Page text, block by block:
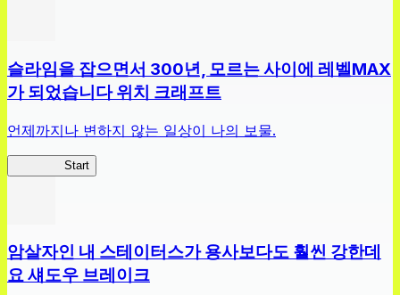
슬라임을 잡으면서 300년, 모르는 사이에 레벨MAX
가 되었습니다 위치 크래프트
언제까지나 변하지 않는 일상이 나의 보물.
Start
암살자인 내 스테이터스가 용사보다도 훨씬 강한데
요 섀도우 브레이크